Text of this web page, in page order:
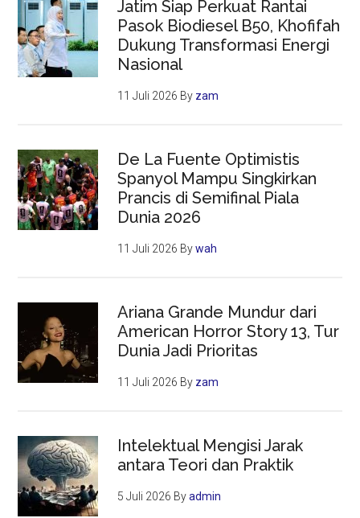
Jatim Siap Perkuat Rantai
Pasok Biodiesel B50, Khofifah
Dukung Transformasi Energi
Nasional
11 Juli 2026 By zam
De La Fuente Optimistis
Spanyol Mampu Singkirkan
Prancis di Semifinal Piala
Dunia 2026
11 Juli 2026 Bywah
Ariana Grande Mundur dari
American Horror Story 13, Tur
Dunia Jadi Prioritas
11 Juli 2026 By zam
Intelektual Mengisi Jarak
antara Teori dan Praktik
5 Juli 2026 Byadmin